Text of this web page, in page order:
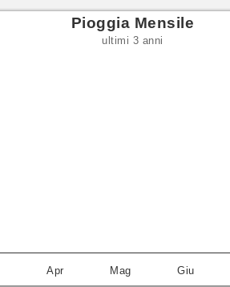
Pioggia Mensile
ultimi 3 anni
Apr Mag Giu